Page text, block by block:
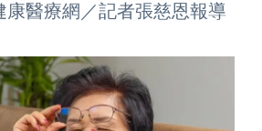
醫療網／記者張慈恩報導